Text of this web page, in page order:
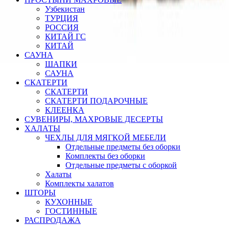
Узбекистан
ТУРЦИЯ
РОССИЯ
КИТАЙ ГС
КИТАЙ
САУНА
ШАПКИ
САУНА
СКАТЕРТИ
СКАТЕРТИ
СКАТЕРТИ ПОДАРОЧНЫЕ
КЛЕЕНКА
СУВЕНИРЫ, МАХРОВЫЕ ДЕСЕРТЫ
ХАЛАТЫ
ЧЕХЛЫ ДЛЯ МЯГКОЙ МЕБЕЛИ
Отдельные предметы без оборки
Комплекты без оборки
Отдельные предметы с оборкой
Халаты
Комплекты халатов
ШТОРЫ
КУХОННЫЕ
ГОСТИННЫЕ
РАСПРОДАЖА